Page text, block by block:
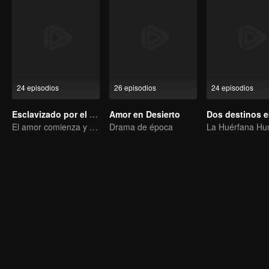
24 episodios
Esclavizado por el Amor
El amor comienza y termina en el palacio
26 episodios
Amor en Desierto
Drama de época
24 episodios